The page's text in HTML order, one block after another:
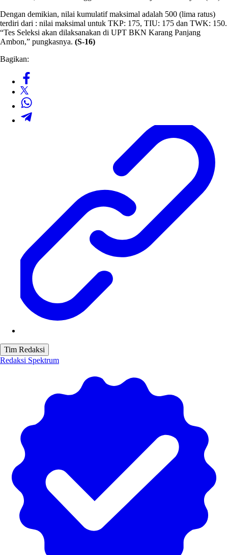
Dengan demikian, nilai kumulatif maksimal adalah 500 (lima ratus)
terdiri dari : nilai maksimal untuk TKP: 175, TIU: 175 dan TWK: 150.
“Tes Seleksi akan dilaksanakan di UPT BKN Karang Panjang
Ambon,” pungkasnya. (S-16)
Bagikan:
Tim Redaksi
Redaksi Spektrum